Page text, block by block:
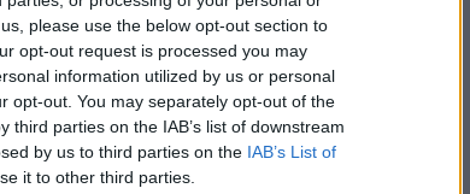
please use the below opt-out section to
opt-out request is processed you may
information utilized by us or personal
opt-out. You may separately opt-out of the
parties on the IAB’s list of downstream
by us to third parties on the IAB’s List of
it to other third parties.